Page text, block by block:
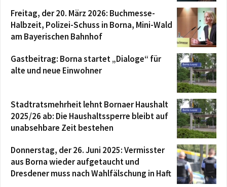
Freitag, der 20. März 2026: Buchmesse-
Halbzeit, Polizei-Schuss in Borna, Mini-Wald
am Bayerischen Bahnhof
Gastbeitrag: Borna startet „Dialoge“ für
alte und neue Einwohner
Stadtratsmehrheit lehnt Bornaer Haushalt
2025/26 ab: Die Haushaltssperre bleibt auf
unabsehbare Zeit bestehen
Donnerstag, der 26. Juni 2025: Vermisster
aus Borna wieder aufgetaucht und
Dresdener muss nach Wahlfälschung in Haft